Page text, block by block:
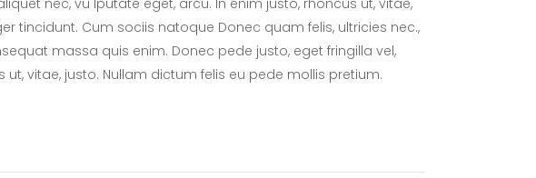
nec, vu lputate eget, arcu. In enim justo, rhoncus ut, vitae,
tincidunt. Cum sociis natoque Donec quam felis, ultricies nec.,
massa quis enim. Donec pede justo, eget fringilla vel,
vitae, justo. Nullam dictum felis eu pede mollis pretium.